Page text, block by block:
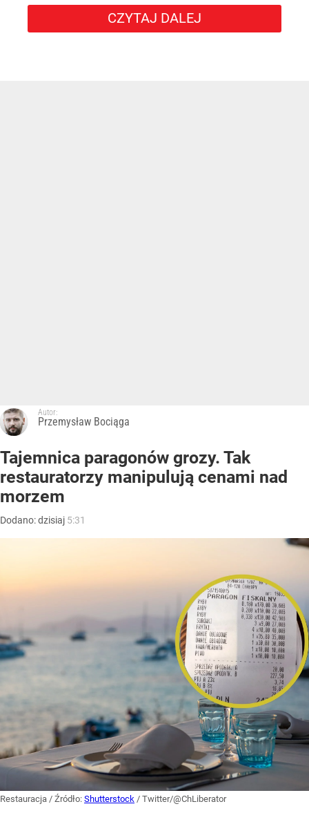
CZYTAJ DALEJ
Autor:
Przemysław Bociąga
Tajemnica paragonów grozy. Tak
restauratorzy manipulują cenami nad
morzem
Dodano:dzisiaj 5:31
Restauracja / Źródło: Shutterstock / Twitter/@ChLiberator